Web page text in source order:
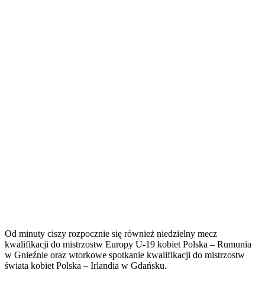
Od minuty ciszy rozpocznie się również niedzielny mecz
kwalifikacji do mistrzostw Europy U-19 kobiet Polska – Rumunia
w Gnieźnie oraz wtorkowe spotkanie kwalifikacji do mistrzostw
świata kobiet Polska – Irlandia w Gdańsku.